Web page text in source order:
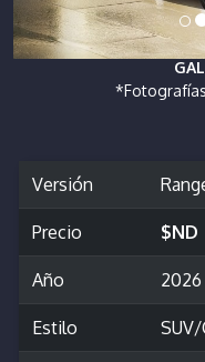
Versión
Precio $ND
Año 2026
Estilo